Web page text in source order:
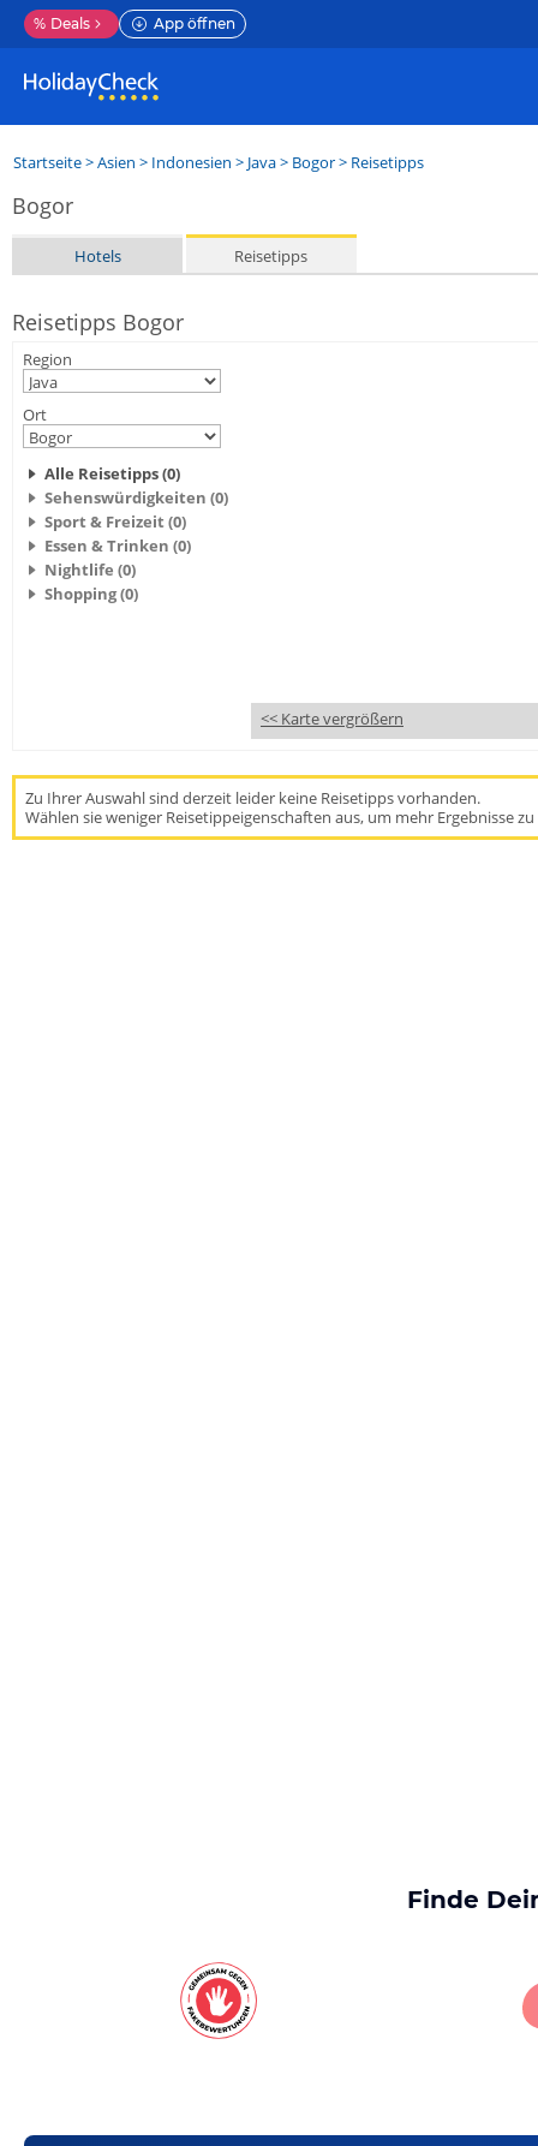
% Deals App öffnen
Startseite>Asien > Indonesien > Java> Bogor> Reisetipps
Bogor
Hotels Reisetipps
Reisetipps Bogor
Region
Ort
Alle Reisetipps (0)
Sehenswürdigkeiten (0)
Sport & Freizeit (0)
Essen & Trinken (0)
Nightlife (0)
Shopping (0)
<< Karte vergrößern
Zu Ihrer Auswahl sind derzeit leider keine Reisetipps vorhanden.
Wählen sie weniger Reisetippeigenschaften aus, um mehr Ergebnisse
Finde